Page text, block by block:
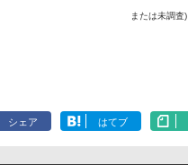
または未調査)
シェア はてブ